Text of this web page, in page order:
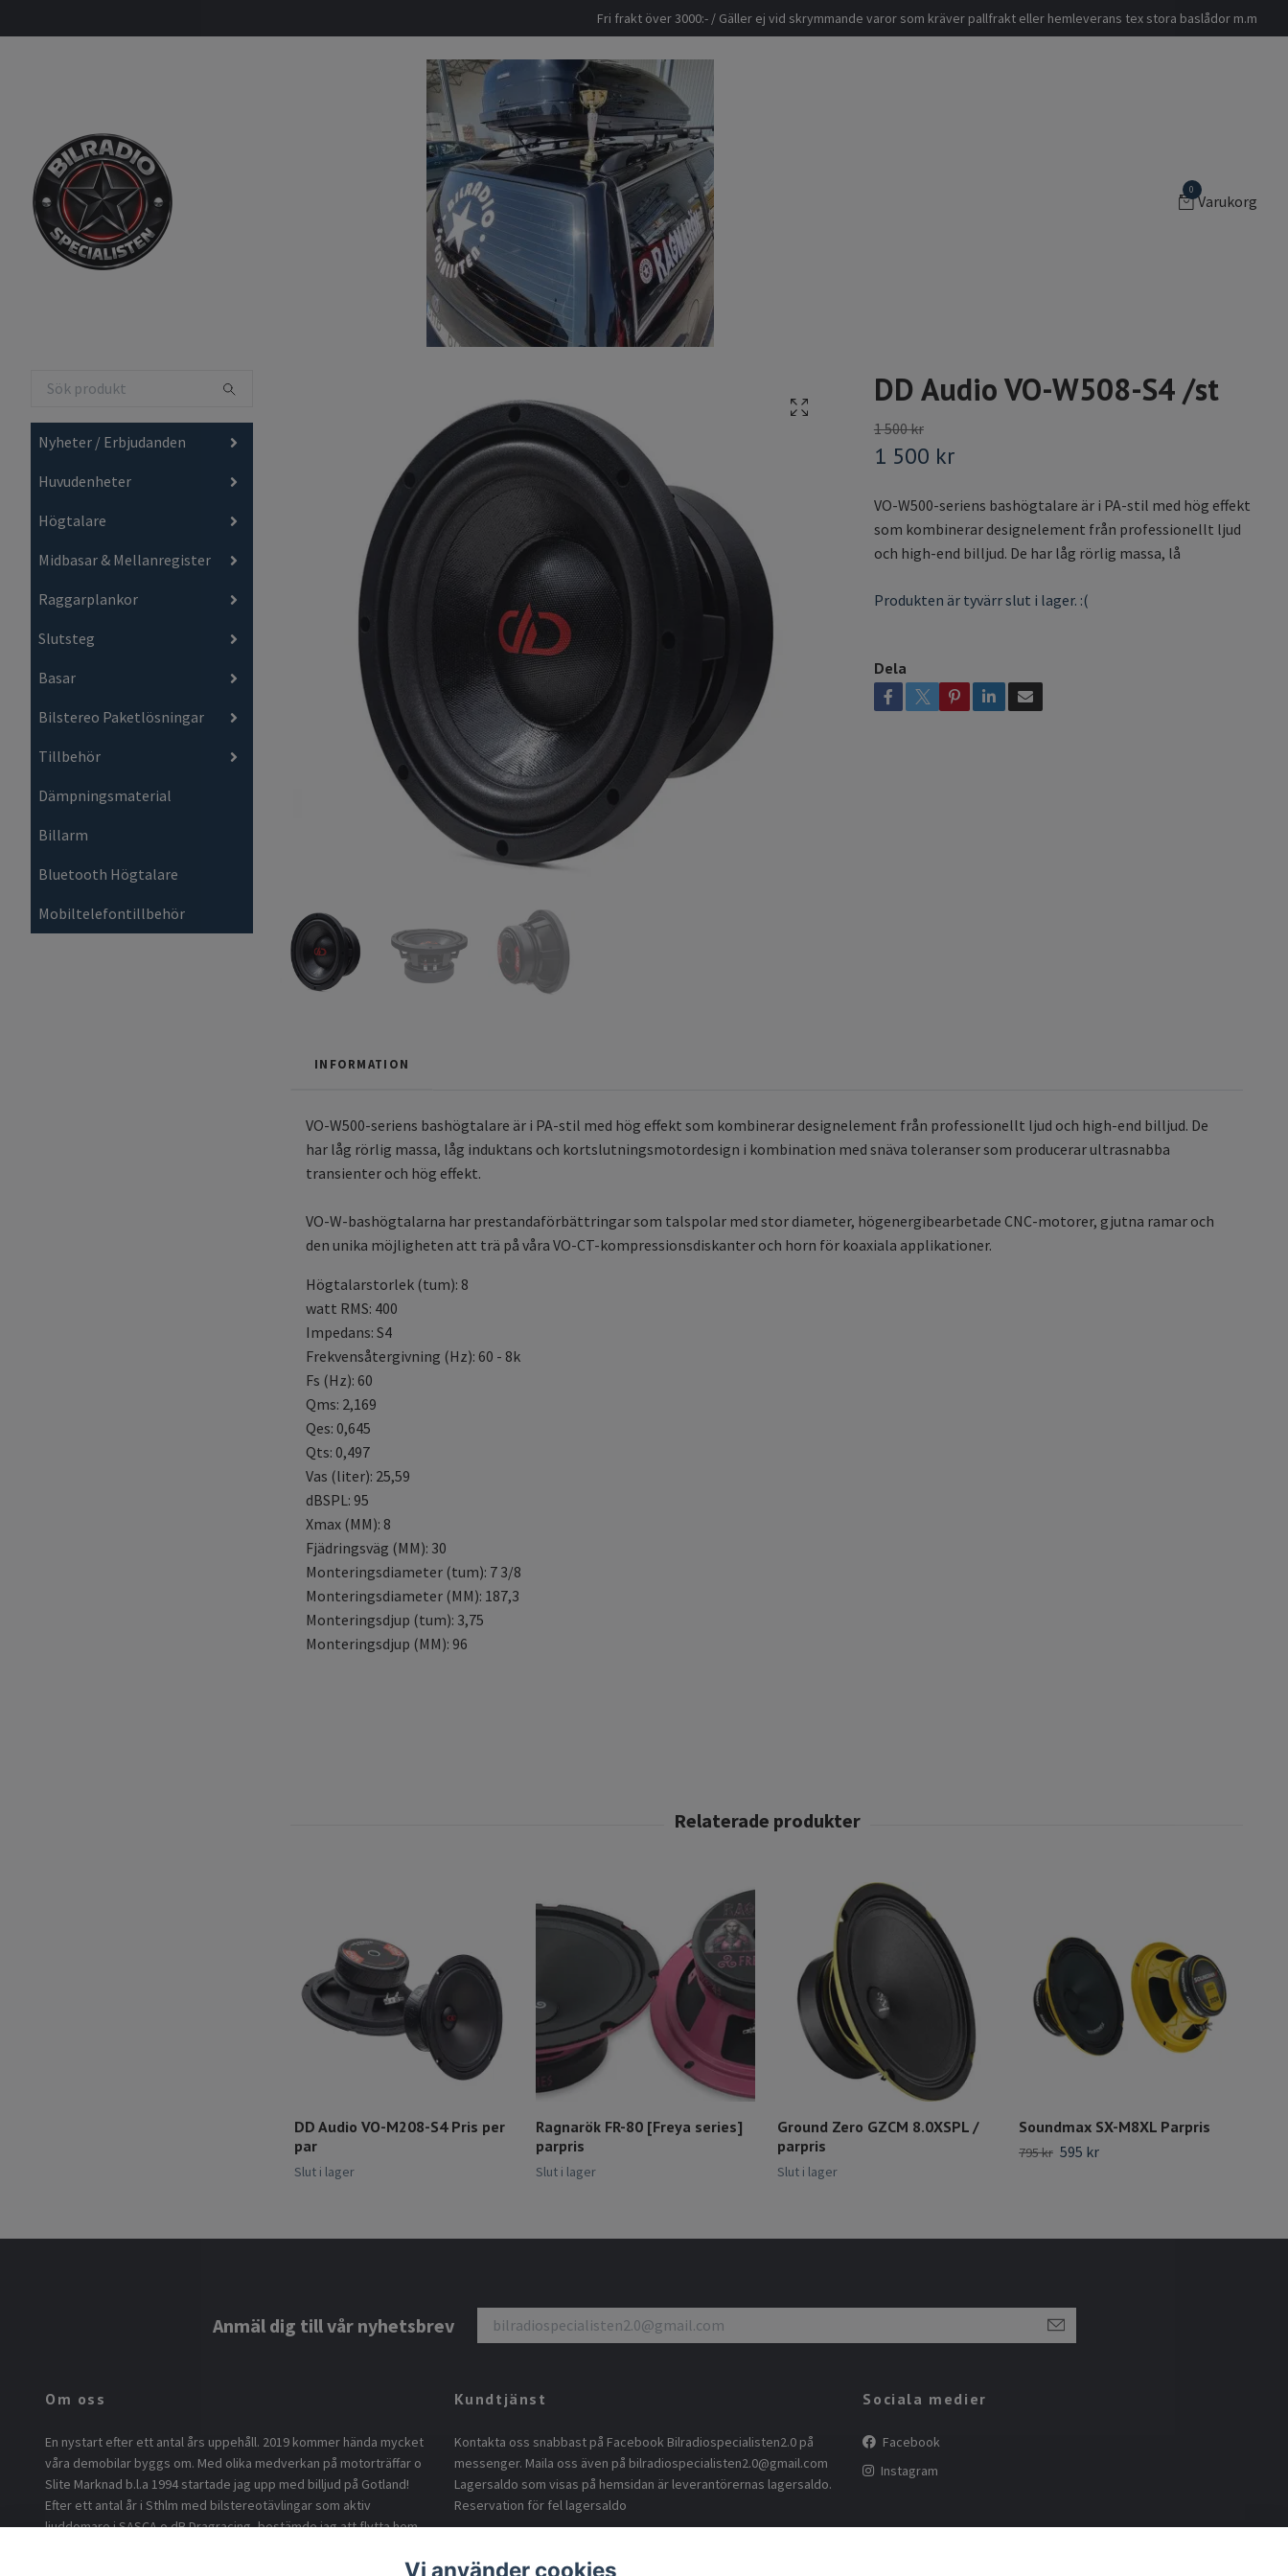
Fri frakt över 3000:- / Gäller ej vid skrymmande varor som kräver pallfrakt eller hemleverans tex stora baslådor m.m
0
Varukorg
Nyheter / Erbjudanden
Huvudenheter
Högtalare
Midbasar & Mellanregister
Raggarplankor
Slutsteg
Basar
Bilstereo Paketlösningar
Tillbehör
Dämpningsmaterial
Billarm
Bluetooth Högtalare
Mobiltelefontillbehör
DD Audio VO-W508-S4 /st
1 500 kr
1 500 kr
VO-W500-seriens bashögtalare är i PA-stil med hög effekt
som kombinerar designelement från professionellt ljud
och high-end billjud. De har låg rörlig massa, lå
Produkten är tyvärr slut i lager. :(
Dela
INFORMATION
VO-W500-seriens bashögtalare är i PA-stil med hög effekt som kombinerar designelement från professionellt ljud och high-end billjud. De
har låg rörlig massa, låg induktans och kortslutningsmotordesign i kombination med snäva toleranser som producerar ultrasnabba
transienter och hög effekt.
VO-W-bashögtalarna har prestandaförbättringar som talspolar med stor diameter, högenergibearbetade CNC-motorer, gjutna ramar och
den unika möjligheten att trä på våra VO-CT-kompressionsdiskanter och horn för koaxiala applikationer.
Högtalarstorlek (tum): 8
watt RMS: 400
Impedans: S4
Frekvensåtergivning (Hz): 60 - 8k
Fs (Hz): 60
Qms: 2,169
Qes: 0,645
Qts: 0,497
Vas (liter): 25,59
dBSPL: 95
Xmax (MM): 8
Fjädringsväg (MM): 30
Monteringsdiameter (tum): 7 3/8
Monteringsdiameter (MM): 187,3
Monteringsdjup (tum): 3,75
Monteringsdjup (MM): 96
DD Audio VO-M208-S4 Pris per
par
Slut i lager
Ragnarök FR-80 [Freya series]
parpris
Slut i lager
Ground Zero GZCM 8.0XSPL /
parpris
Slut i lager
Soundmax SX-M8XL Parpris
795 kr 595 kr
Anmäl dig till vår nyhetsbrev
Om oss
En nystart efter ett antal års uppehåll. 2019 kommer hända mycket
våra demobilar byggs om. Med olika medverkan på motorträffar o
Slite Marknad b.l.a 1994 startade jag upp med billjud på Gotland!
Efter ett antal år i Sthlm med bilstereotävlingar som aktiv
ljuddomare i SASCA o dB Dragracing, bestämde jag att flytta hem
som föddes 1994 som idé sprutan o eldsjälen för byggandet av
Kundtjänst
Kontakta oss snabbast på Facebook Bilradiospecialisten2.0 på
messenger. Maila oss även på bilradiospecialisten2.0@gmail.com
Lagersaldo som visas på hemsidan är leverantörernas lagersaldo.
Reservation för fel lagersaldo
Sociala medier
Facebook
Instagram
Vi använder cookies